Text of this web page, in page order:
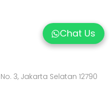
3, Jakarta Selatan 12790
Chat Us